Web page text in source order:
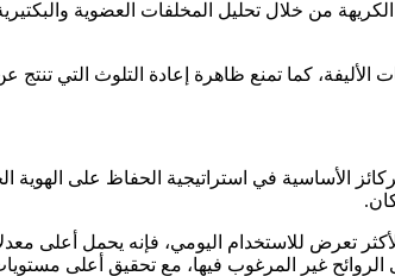
من خلال تحليل المخلفات العضوية
كما تمنع ظاهرة إعادة التلوث التي تنتج
الأساسية في استراتيجية الحفاظ على الهوية
.
تعرض للاستخدام اليومي، فإنه يحمل أعلى
غير المرغوب فيها، مع تحقيق أعلى